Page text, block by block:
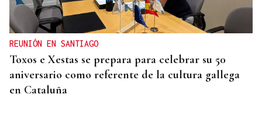
REUNIÓN EN SANTIAGO
Toxos e Xestas se prepara para celebrar su 50
aniversario como referente de la cultura gallega
en Cataluña